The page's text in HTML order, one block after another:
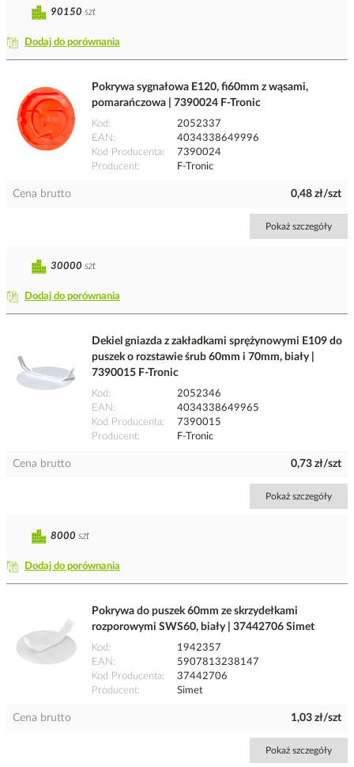
Dodaj do porównania
90150 szt
Pokrywa sygnałowa E120, fi60mm z wąsami,
pomarańczowa | 7390024 F-Tronic
Kod
2052337
EAN
4034338649996
Kod Producenta
7390024
Producent
F-Tronic
Cena brutto 0,48 zł/szt
Pokaż szczegóły
Dodaj do porównania
30000 szt
Dekiel gniazda z zakładkami sprężynowymi E109 do
puszek o rozstawie śrub 60mm i 70mm, biały |
7390015 F-Tronic
Kod
2052346
EAN
4034338649965
Kod Producenta
7390015
Producent
F-Tronic
Cena brutto 0,73 zł/szt
Pokaż szczegóły
Dodaj do porównania
8000 szt
Pokrywa do puszek 60mm ze skrzydełkami
rozporowymi SWS60, biały | 37442706 Simet
Kod
1942357
EAN
5907813238147
Kod Producenta
37442706
Producent
Simet
Cena brutto 1,03 zł/szt
Pokaż szczegóły